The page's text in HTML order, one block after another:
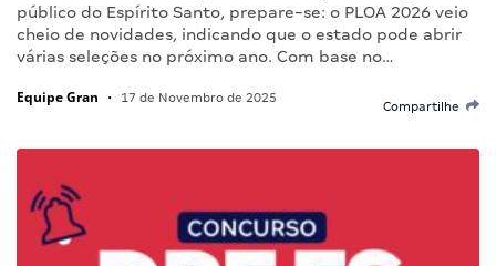
público do Espírito Santo, prepare-se: o PLOA 2026 veio
cheio de novidades, indicando que o estado pode abrir
várias seleções no próximo ano. Com base no…
Equipe Gran • 17 de Novembro de 2025
Compartilhe